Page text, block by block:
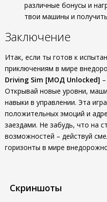
различные бонусы и
твои машины и
Заключение
Итак, если ты готов к
приключениям в мире
Driving Sim [МОД Unlocked]
Открывай новые уровни,
навыки в управлении. Эта
положительных эмоций и
заездами. Не забудь, что на
возможностей – действуй
горизонты в мире
Скриншоты